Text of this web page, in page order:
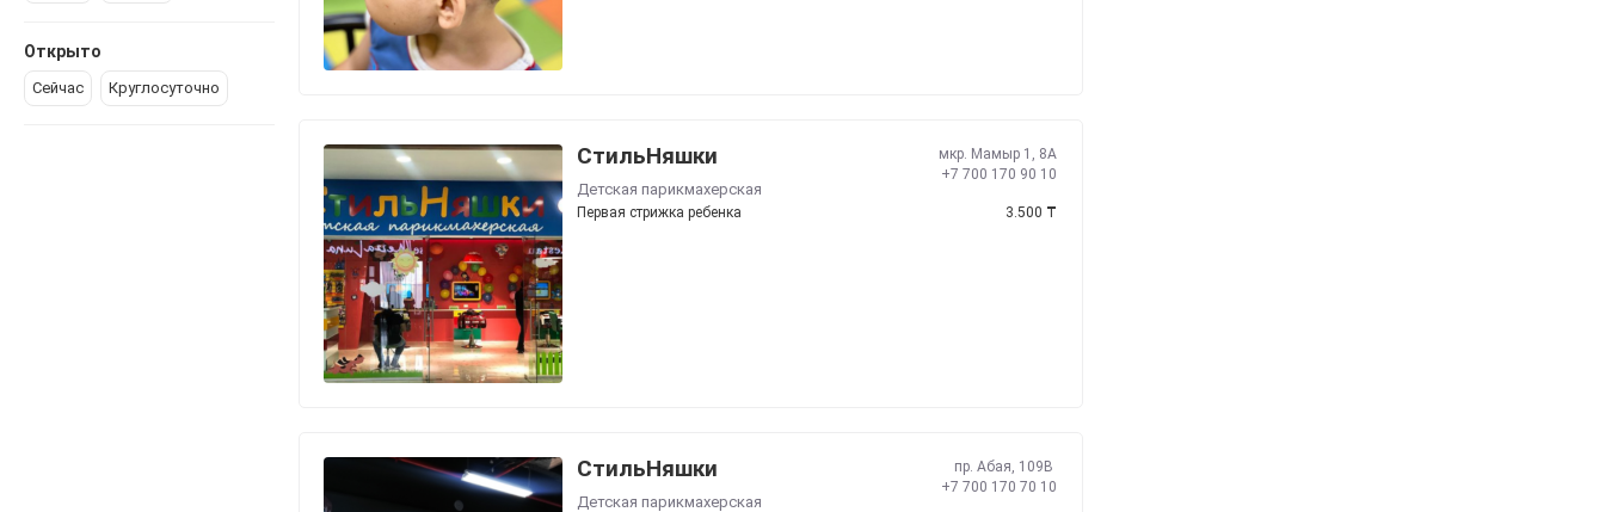
Открыто
Сейчас Круглосуточно
СтильНяшки
Детская парикмахерская
​мкр. Мамыр 1, 8А
+7 700 170 90 10
Первая стрижка ребенка 3.500 ₸
СтильНяшки
Детская парикмахерская
​пр. Абая, 109В ​
+7 700 170 70 10